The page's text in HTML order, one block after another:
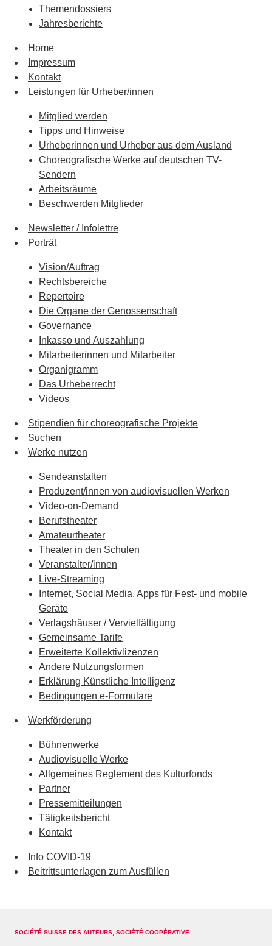
Themendossiers
Jahresberichte
Home
Impressum
Kontakt
Leistungen für Urheber/innen
Mitglied werden
Tipps und Hinweise
Urheberinnen und Urheber aus dem Ausland
Choreografische Werke auf deutschen TV-
Sendern
Arbeitsräume
Beschwerden Mitglieder
Newsletter / Infolettre
Porträt
Vision/Auftrag
Rechtsbereiche
Repertoire
Die Organe der Genossenschaft
Governance
Inkasso und Auszahlung
Mitarbeiterinnen und Mitarbeiter
Organigramm
Das Urheberrecht
Videos
Stipendien für choreografische Projekte
Suchen
Werke nutzen
Sendeanstalten
Produzent/innen von audiovisuellen Werken
Video-on-Demand
Berufstheater
Amateurtheater
Theater in den Schulen
Veranstalter/innen
Live-Streaming
Internet, Social Media, Apps für Fest- und mobile
Geräte
Verlagshäuser / Vervielfältigung
Gemeinsame Tarife
Erweiterte Kollektivlizenzen
Andere Nutzungsformen
Erklärung Künstliche Intelligenz
Bedingungen e-Formulare
Werkförderung
Bühnenwerke
Audiovisuelle Werke
Allgemeines Reglement des Kulturfonds
Partner
Pressemitteilungen
Tätigkeitsbericht
Kontakt
Info COVID-19
Beitrittsunterlagen zum Ausfüllen
SOCIÉTÉ SUISSE DES AUTEURS, SOCIÉTÉ COOPÉRATIVE